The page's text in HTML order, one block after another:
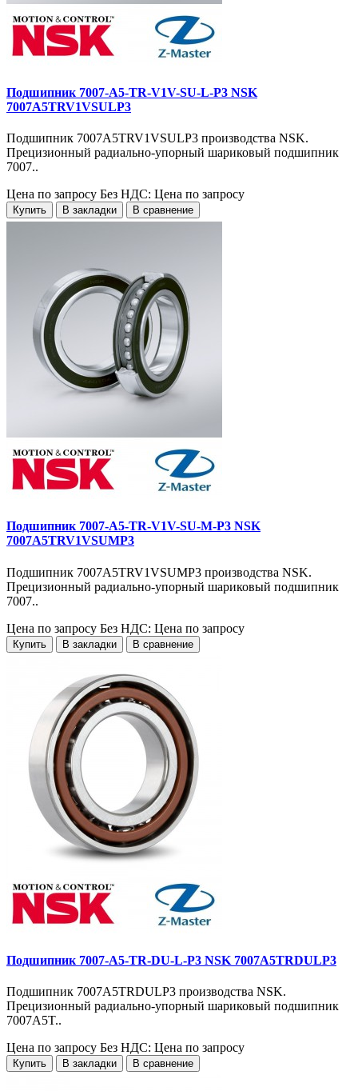
Подшипник 7007-A5-TR-V1V-SU-L-P3 NSK
7007A5TRV1VSULP3
Подшипник 7007A5TRV1VSULP3 производства NSK.
Прецизионный радиально-упорный шариковый подшипник
7007..
Цена по запросу Без НДС: Цена по запросу
Купить В закладки В сравнение
Подшипник 7007-A5-TR-V1V-SU-M-P3 NSK
7007A5TRV1VSUMP3
Подшипник 7007A5TRV1VSUMP3 производства NSK.
Прецизионный радиально-упорный шариковый подшипник
7007..
Цена по запросу Без НДС: Цена по запросу
Купить В закладки В сравнение
Подшипник 7007-A5-TR-DU-L-P3 NSK 7007A5TRDULP3
Подшипник 7007A5TRDULP3 производства NSK.
Прецизионный радиально-упорный шариковый подшипник
7007A5T..
Цена по запросу Без НДС: Цена по запросу
Купить В закладки В сравнение